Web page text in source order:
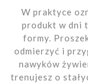
W praktyce
produkt w dni
formy.
odmierzyć i
nawyków
trenujesz o